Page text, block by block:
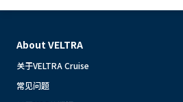
About VELTRA
关于VELTRA Cruise
常见问题